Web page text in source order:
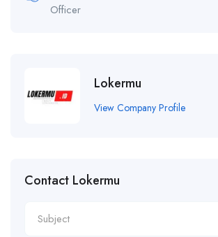
Officer
Lokermu
View Company Profile
Contact Lokermu